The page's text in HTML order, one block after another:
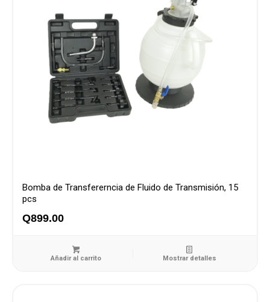
Bomba de Transfererncia de Fluido de Transmisión, 15
pcs
Q899.00
Añadir al carrito Mostrar detalles